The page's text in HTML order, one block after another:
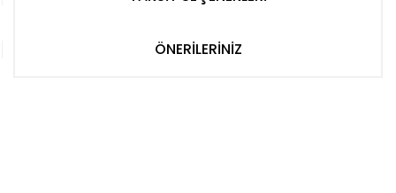
ÖNERİLERİNİZ